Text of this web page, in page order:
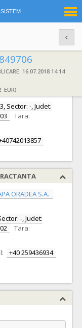
16.07.2018 14:14
EUR)
Sector: -, Judet:
Tara:
ORADEA S.A.
-, Judet:
Tara:
+40 259436934